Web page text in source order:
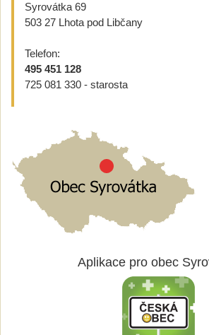
Syrovátka 69
503 27 Lhota pod Libčany
Telefon:
495 451 128
725 081 330 - starosta
Aplikace pro obec